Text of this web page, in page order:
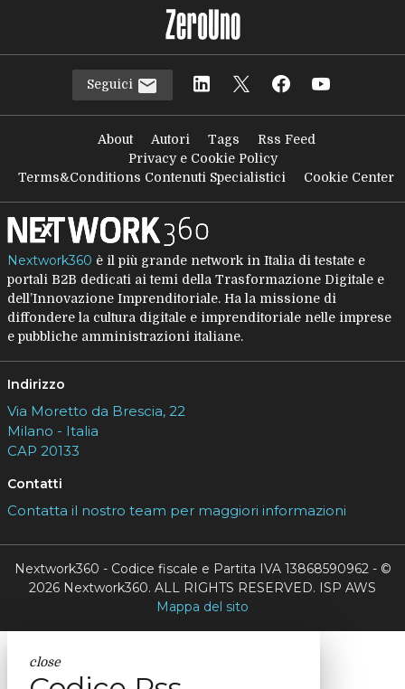
Seguici
About Autori Tags
Rss Feed
Privacy e Cookie Policy
Terms&Conditions Contenuti Specialistici
Cookie Center
Nextwork360 è il più grande network in Italia di testate e
portali B2B dedicati ai temi della Trasformazione Digitale e
dell’Innovazione Imprenditoriale. Ha la missione di
diffondere la cultura digitale e imprenditoriale nelle imprese
e pubbliche amministrazioni italiane.
Indirizzo
Via Moretto da Brescia, 22
Milano - Italia
CAP 20133
Contatti
Contatta il nostro team per maggiori informazioni
Nextwork360 - Codice fiscale e Partita IVA 13868590962 - ©
2026 Nextwork360. ALL RIGHTS RESERVED. ISP AWS
Mappa del sito
close